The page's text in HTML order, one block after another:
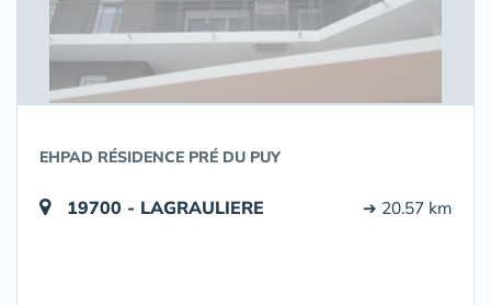
EHPAD RÉSIDENCE PRÉ DU PUY
19700 - LAGRAULIERE ➔ 20.57 km